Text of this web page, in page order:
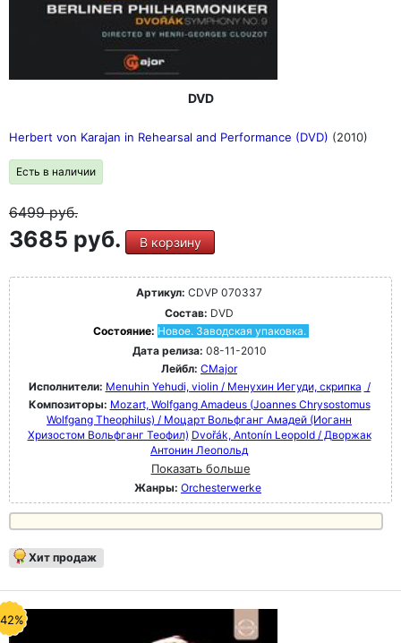
DVD
Herbert von Karajan in Rehearsal and Performance (DVD) (2010)
Есть в наличии
6499руб.
3685 руб. В корзину
Артикул: CDVP 070337
Состав: DVD
Состояние: Новое. Заводская упаковка.
Дата релиза: 08-11-2010
Лейбл: CMajor
Исполнители: Menuhin Yehudi, violin / Менухин Иегуди, скрипка /
Композиторы: Mozart, Wolfgang Amadeus (Joannes Chrysostomus
Wolfgang Theophilus) / Моцарт Вольфганг Амадей (Иоганн
Хризостом Вольфганг Теофил) Dvořák, Antonín Leopold / Дворжак
Антонин Леопольд
Показать больше
Жанры: Orchesterwerke
Хит продаж